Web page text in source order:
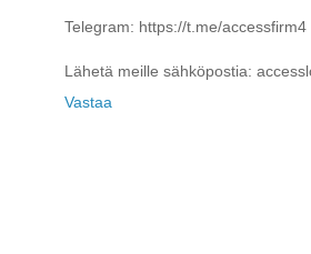
Telegram: https://t.me/accessfirm4
Lähetä meille sähköpostia:
Vastaa